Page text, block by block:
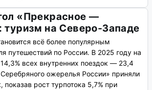
«Прекрасное —
туризм на Северо-Западе
всё более популярным
путешествий по России. В 2025 году на
всех внутренних поездок — 23,4
ожерелья России» приняли
показав рост турпотока 5,7% при